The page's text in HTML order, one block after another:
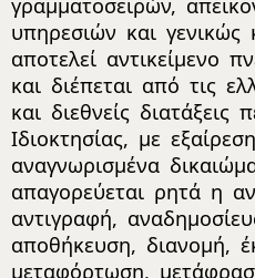
γραμματοσειρών,
υπηρεσιών και γενικώς
αποτελεί αντικείμενο
και διέπεται από τις
και διεθνείς διατάξεις
Ιδιοκτησίας, με
αναγνωρισμένα
απαγορεύεται ρητά η
αντιγραφή,
αποθήκευση, διανομή,
μεταφόρτωση,